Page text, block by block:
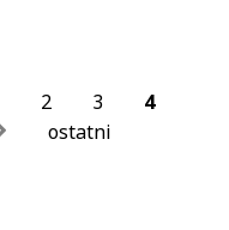
2 3
4
ostatni